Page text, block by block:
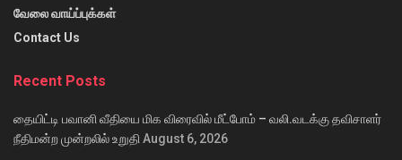
வேலை வாய்ப்புக்கள்
Contact Us
Recent Posts
தையிட்டி பவானி வீதியை மிக விரைவில் மீட்போம் – வலி.வடக்கு தவிசாளர்
நீதிமன்ற முன்றலில் உறுதி August 6, 2026